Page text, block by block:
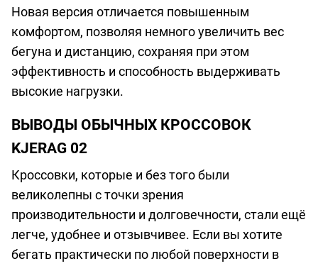
Новая версия отличается повышенным
комфортом, позволяя немного увеличить вес
бегуна и дистанцию, сохраняя при этом
эффективность и способность выдерживать
высокие нагрузки.
ВЫВОДЫ ОБЫЧНЫХ КРОССОВОК
KJERAG 02
Кроссовки, которые и без того были
великолепны с точки зрения
производительности и долговечности, стали ещё
легче, удобнее и отзывчивее. Если вы хотите
бегать практически по любой поверхности в